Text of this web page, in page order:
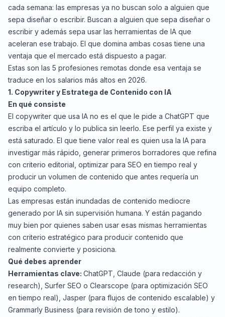
cada semana: las empresas ya no buscan solo a alguien que
sepa diseñar o escribir. Buscan a alguien que sepa diseñar o
escribir y además sepa usar las herramientas de IA que
aceleran ese trabajo. El que domina ambas cosas tiene una
ventaja que el mercado está dispuesto a pagar.
Estas son las 5 profesiones remotas donde esa ventaja se
traduce en los salarios más altos en 2026.
1. Copywriter y Estratega de Contenido con IA
En qué consiste
El copywriter que usa IA no es el que le pide a ChatGPT que
escriba el artículo y lo publica sin leerlo. Ese perfil ya existe y
está saturado. El que tiene valor real es quien usa la IA para
investigar más rápido, generar primeros borradores que refina
con criterio editorial, optimizar para SEO en tiempo real y
producir un volumen de contenido que antes requería un
equipo completo.
Las empresas están inundadas de contenido mediocre
generado por IA sin supervisión humana. Y están pagando
muy bien por quienes saben usar esas mismas herramientas
con criterio estratégico para producir contenido que
realmente convierte y posiciona.
Qué debes aprender
Herramientas clave: ChatGPT, Claude (para redacción y
research), Surfer SEO o Clearscope (para optimización SEO
en tiempo real), Jasper (para flujos de contenido escalable) y
Grammarly Business (para revisión de tono y estilo).